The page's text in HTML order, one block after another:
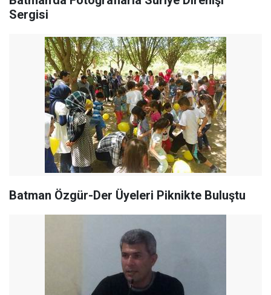
Sergisi
Batman Özgür-Der Üyeleri Piknikte Buluştu